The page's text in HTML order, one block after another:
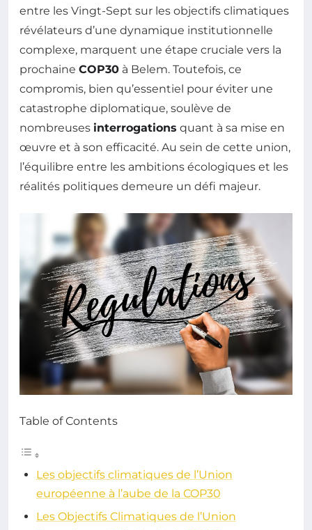
entre les Vingt-Sept sur les objectifs climatiques
révélateurs d’une dynamique institutionnelle
complexe, marquent une étape cruciale vers la
prochaine COP30 à Belem. Toutefois, ce
compromis, bien qu’essentiel pour éviter une
catastrophe diplomatique, soulève de
nombreuses interrogations quant à sa mise en
œuvre et à son efficacité. Au sein de cette union,
l’équilibre entre les ambitions écologiques et les
réalités politiques demeure un défi majeur.
Table of Contents
Les objectifs climatiques de l’Union
européenne à l’aube de la COP30
Les Objectifs Climatiques de l’Union